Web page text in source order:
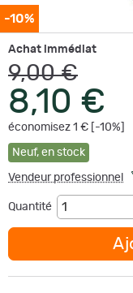
-10%
Achat immédiat
9,00 €
8,10 €
économisez 1 € [-10%]
Neuf, en stock
Vendeur professionnel
Quantité